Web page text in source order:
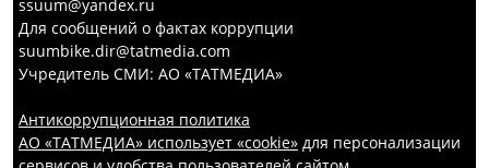
ssuum@yandex.ru
Для сообщений о фактах коррупции
suumbike.dir@tatmedia.com
Учредитель СМИ: АО «ТАТМЕДИА»
Антикоррупционная политика
АО «ТАТМЕДИА» использует «cookie» для персонализации